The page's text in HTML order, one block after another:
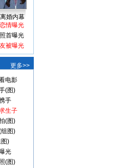
婚内幕
情曝光
首曝光
被曝光
更多>>
电影
(图)
手
生子
(图)
图)
)
光
(图)